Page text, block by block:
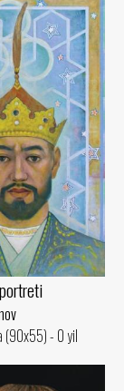
(90x55) - 0 yil